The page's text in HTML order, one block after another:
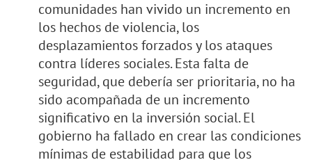
comunidades han vivido un incremento en
los hechos de violencia, los
desplazamientos forzados y los ataques
contra líderes sociales. Esta falta de
seguridad, que debería ser prioritaria, no ha
sido acompañada de un incremento
significativo en la inversión social. El
gobierno ha fallado en crear las condiciones
mínimas de estabilidad para que los